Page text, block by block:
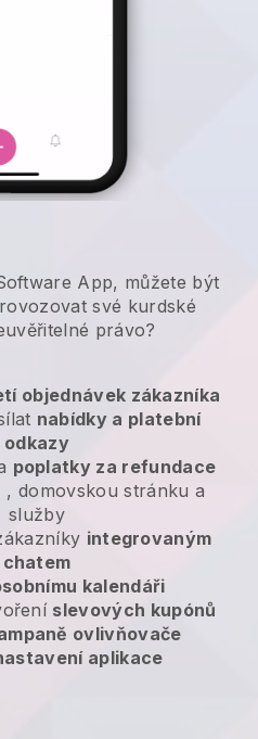
App, můžete být
své kurdské
právo?
objednávek zákazníka
nabídky a platební
odkazy
poplatky za refundace
, domovskou stránku a
služby
integrovaným
chatem
kalendáři
slevových kupónů
ovlivňovače
aplikace